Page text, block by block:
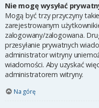
Nie mogę wysyłać
Mogą być trzy przyczyny
zarejestrowanym
zalogowany/zalogowana.
przesyłanie prywatnych
administrator witryny
wiadomości. Aby uzyskać
administratorem witryny.
Na górę